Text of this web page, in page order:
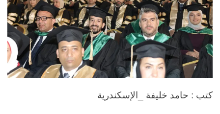
كتب : حامد خليفة _الإسكندرية